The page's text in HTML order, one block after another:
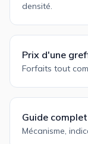
densité.
Prix d'une
Forfaits tout
Guide
Mécanisme,